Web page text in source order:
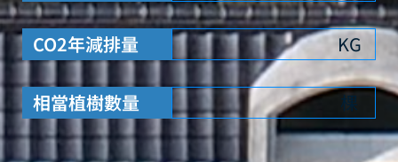
CO2年減排量 KG
相當植樹數量 棵